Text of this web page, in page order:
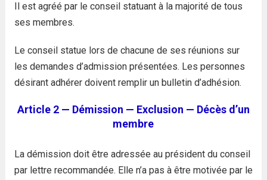
Il est agréé par le conseil statuant à la majorité de tous
ses membres.
Le conseil statue lors de chacune de ses réunions sur
les demandes d’admission présentées. Les personnes
désirant adhérer doivent remplir un bulletin d’adhésion.
Article 2 — Démission — Exclusion — Décès d’un
membre
La démission doit être adressée au président du conseil
par lettre recommandée. Elle n’a pas à être motivée par le